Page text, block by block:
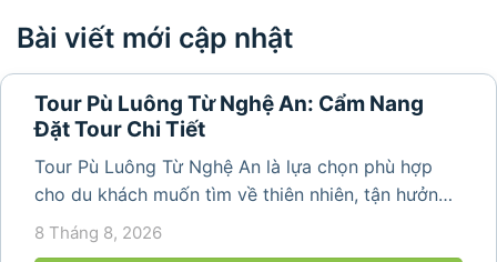
Bài viết mới cập nhật
Tour Pù Luông Từ Nghệ An: Cẩm Nang
Đặt Tour Chi Tiết
Tour Pù Luông Từ Nghệ An là lựa chọn phù hợp
cho du khách muốn tìm về thiên nhiên, tận hưởng
không khí trong lành và khám phá vẻ đẹp bình yên
của vùng núi Thanh Hóa. Với những bản làng mộc
8 Tháng 8, 2026